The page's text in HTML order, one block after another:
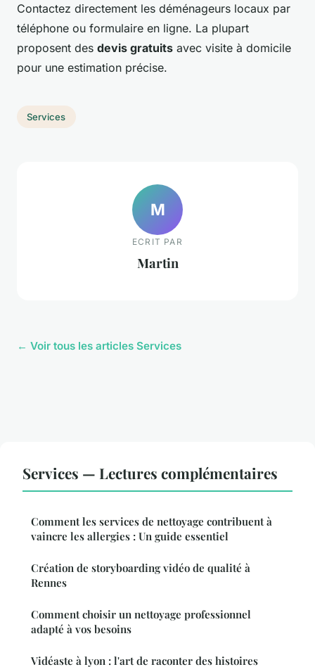
Contactez directement les déménageurs locaux par
téléphone ou formulaire en ligne. La plupart
proposent des devis gratuits avec visite à domicile
pour une estimation précise.
Services
M
ECRIT PAR
Martin
← Voir tous les articles Services
Services — Lectures complémentaires
Comment les services de nettoyage contribuent à
vaincre les allergies : Un guide essentiel
Création de storyboarding vidéo de qualité à
Rennes
Comment choisir un nettoyage professionnel
adapté à vos besoins
Vidéaste à lyon : l'art de raconter des histoires